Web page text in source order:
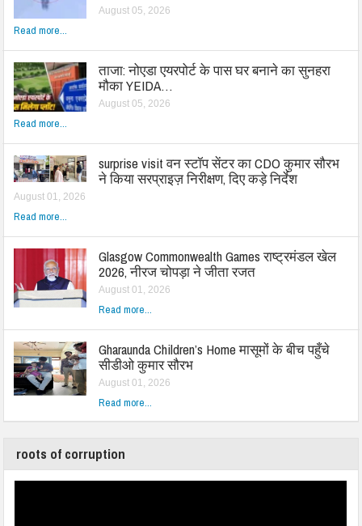
August 05, 2026
Read more...
ताजा: नोएडा एयरपोर्ट के पास घर बनाने का सुनहरा
मौका YEIDA…
August 05, 2026
Read more...
surprise visit वन स्टॉप सेंटर का CDO कुमार सौरभ
ने किया सरप्राइज़ निरीक्षण, दिए कड़े निर्देश
August 01, 2026
Read more...
Glasgow Commonwealth Games राष्ट्रमंडल खेल
2026, नीरज चोपड़ा ने जीता रजत
August 01, 2026
Read more...
Gharaunda Children’s Home मासूमों के बीच पहुँचे
सीडीओ कुमार सौरभ
August 01, 2026
Read more...
roots of corruption